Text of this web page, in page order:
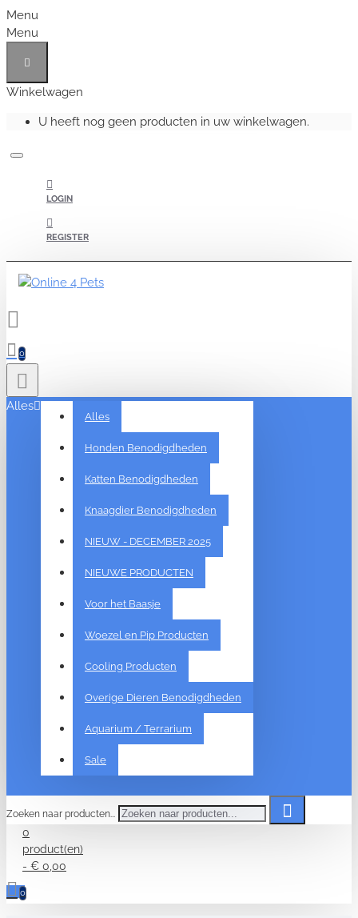
Menu
Menu
Winkelwagen
U heeft nog geen producten in uw winkelwagen.
LOGIN
REGISTER
0
Alles
Alles
Honden Benodigdheden
Katten Benodigdheden
Knaagdier Benodigdheden
NIEUW - DECEMBER 2025
NIEUWE PRODUCTEN
Voor het Baasje
Woezel en Pip Producten
Cooling Producten
Overige Dieren Benodigdheden
Aquarium / Terrarium
Sale
Zoeken naar producten...
0
product(en)
- € 0,00
0